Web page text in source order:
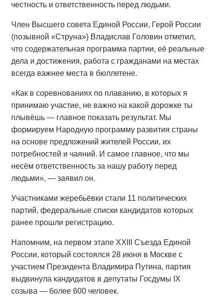
честность и ответственность перед людьми.
Член Высшего совета Единой России, Герой России
(позывной «Струна») Владислав Головин отметил,
что содержательная программа партии, её реальные
дела и достижения, работа с гражданами на местах
всегда важнее места в бюллетене.
«Как в соревнованиях по плаванию, в которых я
принимаю участие, не важно на какой дорожке ты
плывёшь — главное показать результат. Мы
формируем Народную программу развития страны
на основе предложений жителей России, их
потребностей и чаяний. И самое главное, что мы
несём ответственность за нашу работу перед
людьми», — заявил он.
Участниками жеребьёвки стали 11 политических
партий, федеральные списки кандидатов которых
ранее прошли регистрацию.
Напомним, на первом этапе XXIII Съезда Единой
России, который состоялся 28 июня в Москве с
участием Президента Владимира Путина, партия
выдвинула кандидатов в депутаты Госдумы IX
созыва — более 600 человек.